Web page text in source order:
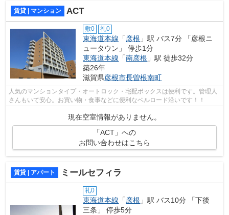
賃貸 | マンション ACT
敷0 礼0
東海道本線 「彦根 」駅 バス7分 「彦根ニ
ュータウン」 停歩1分
東海道本線 「南彦根 」駅 徒歩32分
築26年
滋賀県彦根市長曽根南町
人気のマンションタイプ・オートロック・宅配ボックスは便利です。管理人
さんもいて安心。お買い物・食事などに便利なベルロード沿いです！！
現在空室情報がありません。
「ACT」への
お問い合わせはこちら
賃貸 | アパート ミールセフィラ
礼0
東海道本線 「彦根 」駅 バス10分 「下後
三条」 停歩5分